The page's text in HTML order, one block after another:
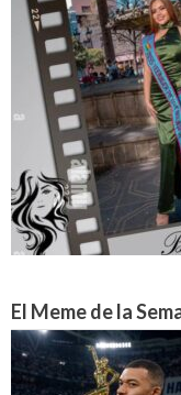
El Meme de la